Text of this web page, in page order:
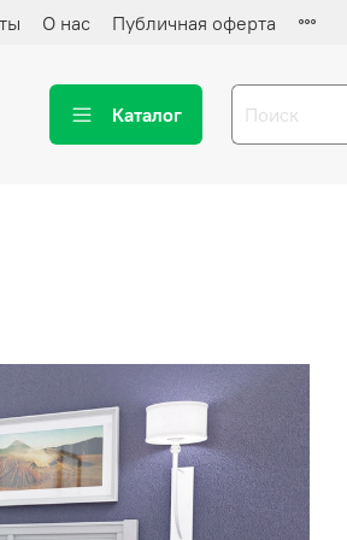
О нас Публичная оферта
Каталог